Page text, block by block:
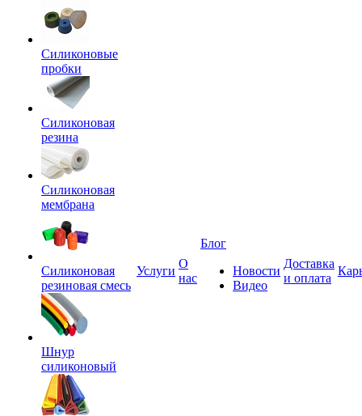
Силиконовые
пробки
Силиконовая
резина
Силиконовая
мембрана
Силиконовая
резиновая смесь
Шнур
силиконовый
Услуги
О
нас
Блог
Новости
Видео
Доставка
и оплата